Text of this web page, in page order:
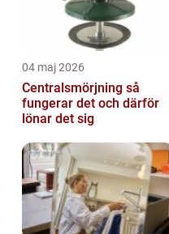
04 maj 2026
Centralsmörjning så
fungerar det och därför
lönar det sig